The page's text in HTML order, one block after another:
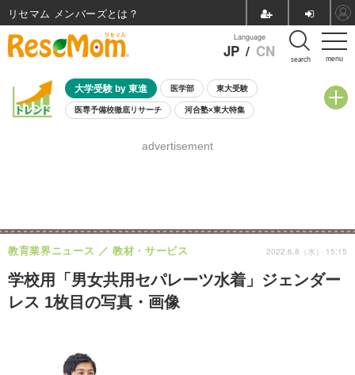
menu
Language
JP / CN search
大学受験 by 東進 医学部 東大受験
医専予備校徹底リサーチ 河合塾×東大特集
8月開催学校説明会・相談会
advertisement
学校用「男女共用セパレーツ水着」ジェンダー
レス 1枚目の写真・画像
教育業界ニュース 教材・サービス 2022.6.8（水） 15:15
リセマム メンバーズ